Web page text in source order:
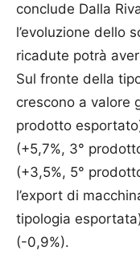
conclude Dalla
l’evoluzione dello
ricadute potrà
Sul fronte della
crescono a valore
prodotto
(+5,7%, 3°
(+3,5%, 5°
l’export di
tipologia
(-0,9%).